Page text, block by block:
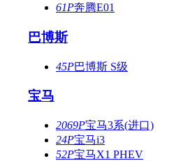
61P奔腾E01
巴博斯
45P巴博斯 S级
宝马
2069P宝马3系(进口)
24P宝马i3
52P宝马X1 PHEV